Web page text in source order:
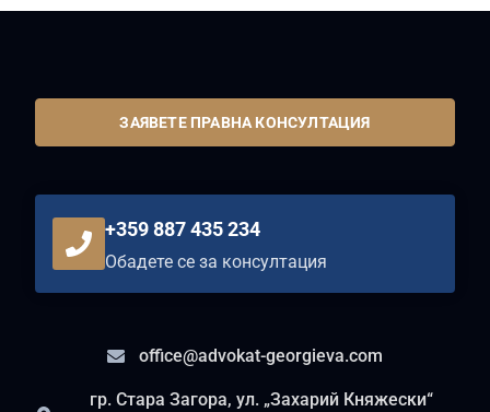
ЗАЯВЕТЕ ПРАВНА КОНСУЛТАЦИЯ
+359 887 435 234
Обадете се за консултация
office@advokat-georgieva.com
гр. Стара Загора, ул. „Захарий Княжески“